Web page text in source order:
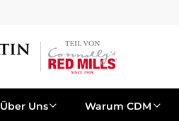
Über Uns Warum CDM